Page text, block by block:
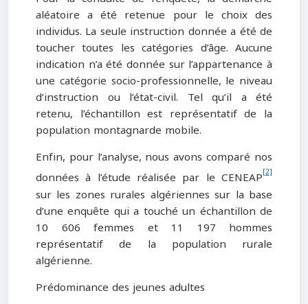
aléatoire a été retenue pour le choix des
individus. La seule instruction donnée a été de
toucher toutes les catégories d’âge. Aucune
indication n’a été donnée sur l’appartenance à
une catégorie socio-professionnelle, le niveau
d’instruction ou l’état-civil. Tel qu’il a été
retenu, l’échantillon est représentatif de la
population montagnarde mobile.
Enfin, pour l’analyse, nous avons comparé nos
données à l’étude réalisée par le CENEAP[2]
sur les zones rurales algériennes sur la base
d’une enquête qui a touché un échantillon de
10 606 femmes et 11 197 hommes
représentatif de la population rurale
algérienne.
Prédominance des jeunes adultes